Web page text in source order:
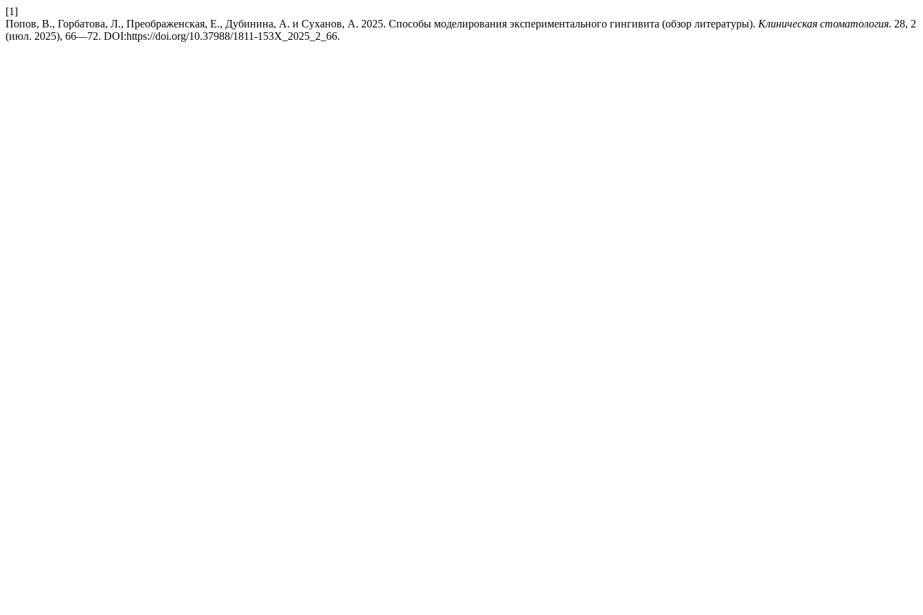
[1]
Попов, В., Горбатова, Л., Преображенская, Е., Дубинина, А. и Суханов, А. 2025. Способы моделирования экспериментального гингивита (обзор литературы). Клиническая стоматология. 28, 2
(июл. 2025), 66—72. DOI:https://doi.org/10.37988/1811-153X_2025_2_66.